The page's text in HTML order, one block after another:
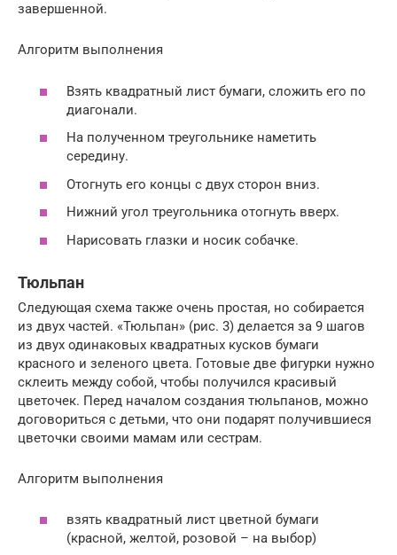
завершенной.
Алгоритм выполнения
Взять квадратный лист бумаги, сложить его по
диагонали.
На полученном треугольнике наметить
середину.
Отогнуть его концы с двух сторон вниз.
Нижний угол треугольника отогнуть вверх.
Нарисовать глазки и носик собачке.
Тюльпан
Следующая схема также очень простая, но собирается
из двух частей. «Тюльпан» (рис. 3) делается за 9 шагов
из двух одинаковых квадратных кусков бумаги
красного и зеленого цвета. Готовые две фигурки нужно
склеить между собой, чтобы получился красивый
цветочек. Перед началом создания тюльпанов, можно
договориться с детьми, что они подарят получившиеся
цветочки своими мамам или сестрам.
Алгоритм выполнения
взять квадратный лист цветной бумаги
(красной, желтой, розовой – на выбор)